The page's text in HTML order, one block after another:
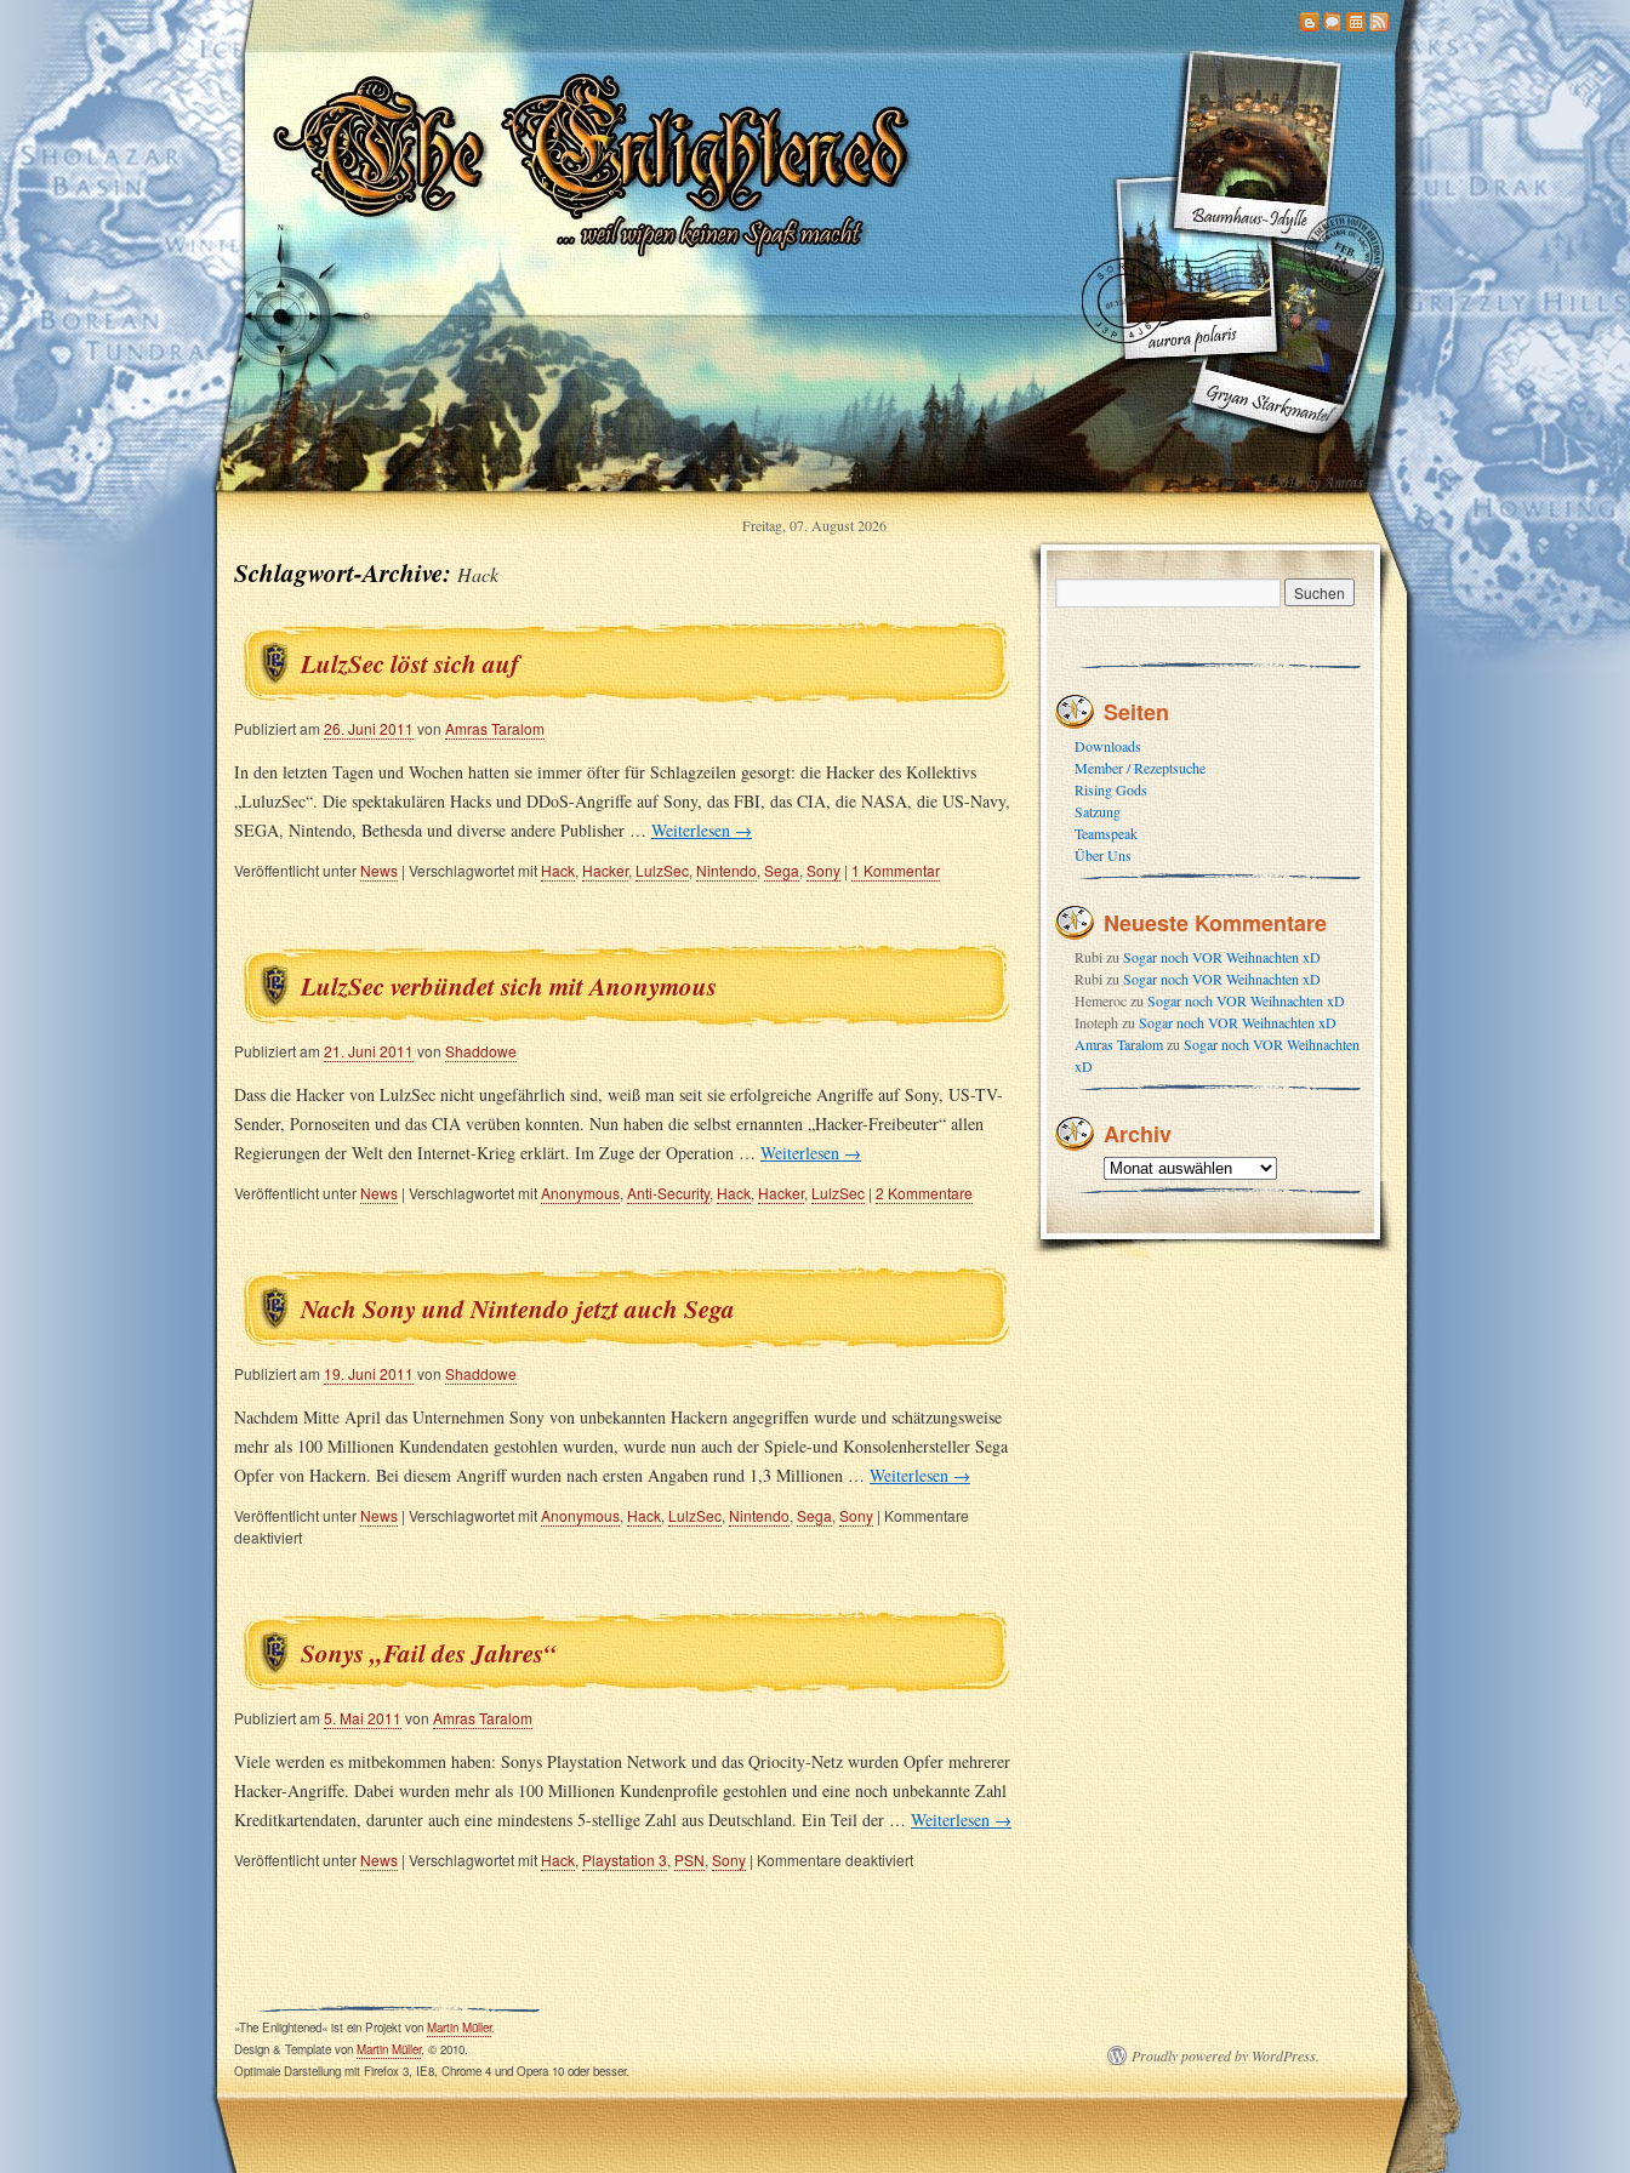
Freitag, 07. August 2026
Schlagwort-Archive:Hack
LulzSec löst sich auf
Publiziert am26. Juni 2011 von Amras Taralom
In den letzten Tagen und Wochen hatten sie immer öfter für Schlagzeilen gesorgt: die Hacker des Kollektivs
„LuluzSec“. Die spektakulären Hacks und DDoS-Angriffe auf Sony, das FBI, das CIA, die NASA, die US-Navy,
SEGA, Nintendo, Bethesda und diverse andere Publisher …Weiterlesen→
Veröffentlicht unterNews | Verschlagwortet mit Hack, Hacker, LulzSec,Nintendo, Sega,Sony | 1 Kommentar
LulzSec verbündet sich mit Anonymous
Publiziert am21. Juni 2011 von Shaddowe
Dass die Hacker von LulzSec nicht ungefährlich sind, weiß man seit sie erfolgreiche Angriffe auf Sony, US-TV-
Sender, Pornoseiten und das CIA verüben konnten. Nun haben die selbst ernannten „Hacker-Freibeuter“ allen
Regierungen der Welt den Internet-Krieg erklärt. Im Zuge der Operation … Weiterlesen→
Veröffentlicht unterNews | Verschlagwortet mitAnonymous, Anti-Security, Hack, Hacker,LulzSec | 2 Kommentare
Nach Sony und Nintendo jetzt auch Sega
Publiziert am 19. Juni 2011 von Shaddowe
Nachdem Mitte April das Unternehmen Sony von unbekannten Hackern angegriffen wurde und schätzungsweise
mehr als 100 Millionen Kundendaten gestohlen wurden, wurde nun auch der Spiele-und Konsolenhersteller Sega
Opfer von Hackern. Bei diesem Angriff wurden nach ersten Angaben rund 1,3 Millionen … Weiterlesen →
Veröffentlicht unterNews | Verschlagwortet mitAnonymous, Hack, LulzSec,Nintendo, Sega, Sony | Kommentare
deaktiviert
Sonys „Fail des Jahres“
Publiziert am5. Mai 2011 von Amras Taralom
Viele werden es mitbekommen haben: Sonys Playstation Network und das Qriocity-Netz wurden Opfer mehrerer
Hacker-Angriffe. Dabei wurden mehr als 100 Millionen Kundenprofile gestohlen und eine noch unbekannte Zahl
Kreditkartendaten, darunter auch eine mindestens 5-stellige Zahl aus Deutschland. Ein Teil der …Weiterlesen →
Veröffentlicht unterNews |Verschlagwortet mit Hack, Playstation 3,PSN, Sony| Kommentare deaktiviert
Seiten
Downloads
Member / Rezeptsuche
Rising Gods
Satzung
Teamspeak
Über Uns
Neueste Kommentare
RubizuSogar noch VOR Weihnachten xD
Rubizu Sogar noch VOR Weihnachten xD
HemeroczuSogar noch VOR Weihnachten xD
Inotephzu Sogar noch VOR Weihnachten xD
Amras TaralomzuSogar noch VOR Weihnachten
xD
Archiv
»The Enlightened« ist ein Projekt von Martin Müller.
Design & Template von Martin Müller, © 2010.
Optimale Darstellung mit Firefox 3, IE8, Chrome 4 und Opera 10 oder besser.
Proudly powered by WordPress.